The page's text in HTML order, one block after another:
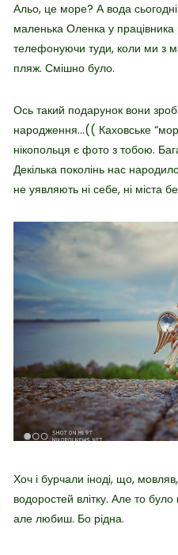
Альо, це море? А вода
маленька Оленка у працівника
телефонуючи туди, коли ми з
пляж. Смішно було.
Ось такий подарунок вони
народження…(( Каховське
нікопольця є фото з тобою.
Декілька поколінь нас
не уявляють ні себе, ні міста
Хоч і бурчали іноді, що,
водоростей влітку. Але то було
але любиш. Бо рідна.